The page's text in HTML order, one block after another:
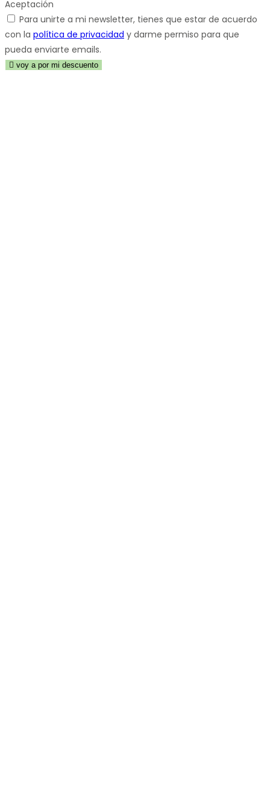
Aceptación
Para unirte a mi newsletter, tienes que estar de acuerdo
con la política de privacidad y darme permiso para que
pueda enviarte emails.
voy a por mi descuento